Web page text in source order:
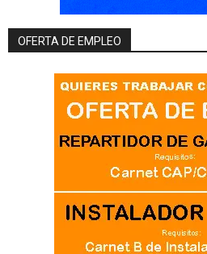
OFERTA DE EMPLEO